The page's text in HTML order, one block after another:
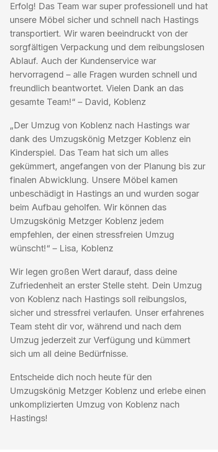
Erfolg! Das Team war super professionell und hat
unsere Möbel sicher und schnell nach Hastings
transportiert. Wir waren beeindruckt von der
sorgfältigen Verpackung und dem reibungslosen
Ablauf. Auch der Kundenservice war
hervorragend – alle Fragen wurden schnell und
freundlich beantwortet. Vielen Dank an das
gesamte Team!“ – David, Koblenz
„Der Umzug von Koblenz nach Hastings war
dank des Umzugskönig Metzger Koblenz ein
Kinderspiel. Das Team hat sich um alles
gekümmert, angefangen von der Planung bis zur
finalen Abwicklung. Unsere Möbel kamen
unbeschädigt in Hastings an und wurden sogar
beim Aufbau geholfen. Wir können das
Umzugskönig Metzger Koblenz jedem
empfehlen, der einen stressfreien Umzug
wünscht!“ – Lisa, Koblenz
Wir legen großen Wert darauf, dass deine
Zufriedenheit an erster Stelle steht. Dein Umzug
von Koblenz nach Hastings soll reibungslos,
sicher und stressfrei verlaufen. Unser erfahrenes
Team steht dir vor, während und nach dem
Umzug jederzeit zur Verfügung und kümmert
sich um all deine Bedürfnisse.
Entscheide dich noch heute für den
Umzugskönig Metzger Koblenz und erlebe einen
unkomplizierten Umzug von Koblenz nach
Hastings!